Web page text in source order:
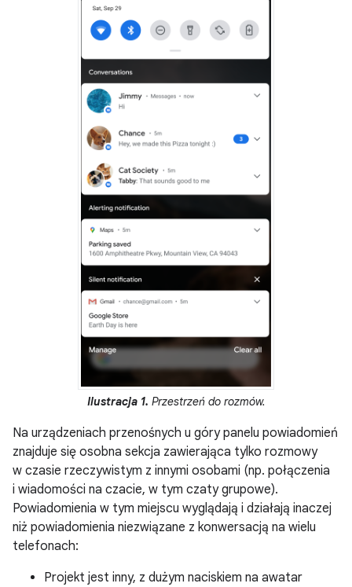
Ilustracja 1. Przestrzeń do rozmów.
Na urządzeniach przenośnych u góry panelu powiadomień
znajduje się osobna sekcja zawierająca tylko rozmowy
w czasie rzeczywistym z innymi osobami (np. połączenia
i wiadomości na czacie, w tym czaty grupowe).
Powiadomienia w tym miejscu wyglądają i działają inaczej
niż powiadomienia niezwiązane z konwersacją na wielu
telefonach:
Projekt jest inny, z dużym naciskiem na awatar